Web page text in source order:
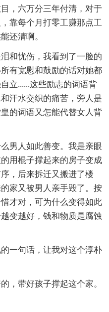
，六万分三年付清，对于
靠每个月打零工赚那点工
还清啊。
忧伤，我看到了一脸的
有宽慰和鼓励的话对她都
立......这些励志的词语背
汗水交织的痛苦，旁人是
的词语又怎能代替女人背
人如此善变。我是亲眼
用棍子撑起来的房子变成
，后来拆迁又搬进了楼
家又被男人亲手毁了。按
才对，可为什么变得如此
变越好，钱和物质是腐蚀
句话，让我对这个淳朴
带好孩子撑起这个家。